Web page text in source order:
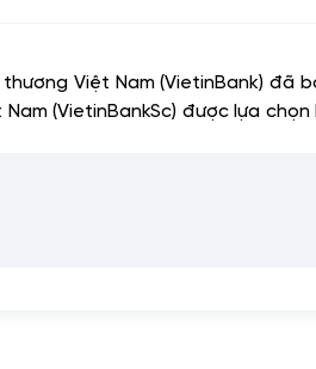
Việt Nam (VietinBank)
(VietinBankSc) được lựa